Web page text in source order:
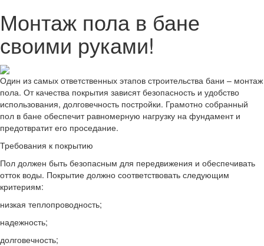
Монтаж пола в бане
своими руками!
Один из самых ответственных этапов строительства бани – монтаж
пола. От качества покрытия зависят безопасность и удобство
использования, долговечность постройки. Грамотно собранный
пол в бане обеспечит равномерную нагрузку на фундамент и
предотвратит его проседание.
Требования к покрытию
Пол должен быть безопасным для передвижения и обеспечивать
отток воды. Покрытие должно соответствовать следующим
критериям:
низкая теплопроводность;
надежность;
долговечность;